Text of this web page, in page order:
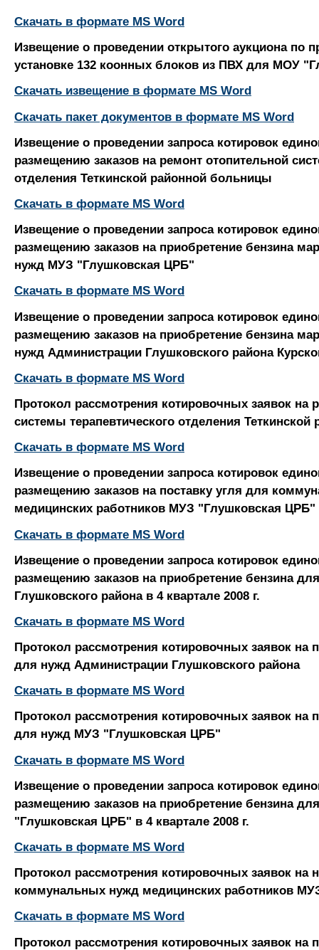
Скачать в формате MS Word
Извещение о проведении открытого аукциона по
установке 132 коонных блоков из ПВХ для МОУ
Скачать извещение в формате MS Word
Скачать пакет документов в формате MS Word
Извещение о проведении запроса котировок
размещению заказов на ремонт отопительной
отделения Теткинской районной больницы
Скачать в формате MS Word
Извещение о проведении запроса котировок
размещению заказов на приобретение бензина
нужд МУЗ "Глушковская ЦРБ"
Скачать в формате MS Word
Извещение о проведении запроса котировок
размещению заказов на приобретение бензина
нужд Администрации Глушковского района
Скачать в формате MS Word
Протокол рассмотрения котировочных заявок на
системы терапевтического отделения
Скачать в формате MS Word
Извещение о проведении запроса котировок
размещению заказов на поставку угля для
медицинских работников МУЗ "Глушковская ЦРБ"
Скачать в формате MS Word
Извещение о проведении запроса котировок
размещению заказов на приобретение бензина
Глушковского района в 4 квартале 2008 г.
Скачать в формате MS Word
Протокол рассмотрения котировочных заявок на
для нужд Администрации Глушковского района
Скачать в формате MS Word
Протокол рассмотрения котировочных заявок на
для нужд МУЗ "Глушковская ЦРБ"
Скачать в формате MS Word
Извещение о проведении запроса котировок
размещению заказов на приобретение бензина
"Глушковская ЦРБ" в 4 квартале 2008 г.
Скачать в формате MS Word
Протокол рассмотрения котировочных заявок на
коммунальных нужд медицинских работников
Скачать в формате MS Word
Протокол рассмотрения котировочных заявок на